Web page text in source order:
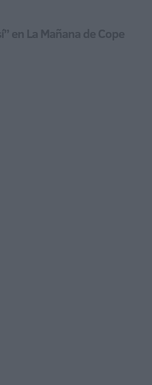
en La Mañana de Cope